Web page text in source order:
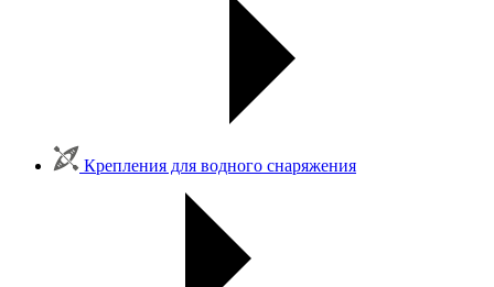
Крепления для водного снаряжения